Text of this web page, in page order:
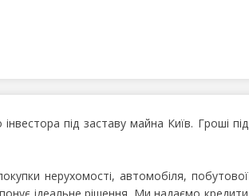
під заставу майна Київ. Гроші під
нерухомості, автомобіля, побутової